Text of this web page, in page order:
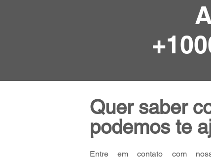
Quer saber
podemos te
Entre em contato com